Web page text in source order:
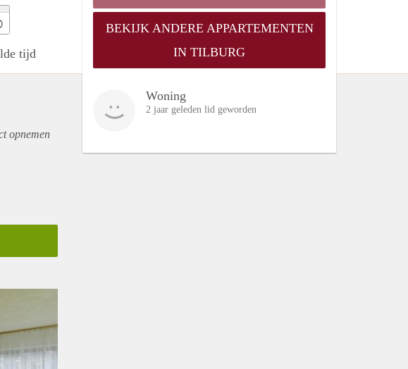
tijd
BEKIJK ANDERE APPARTEMENTEN
IN TILBURG
Woning
2 jaar geleden lid geworden
opnemen